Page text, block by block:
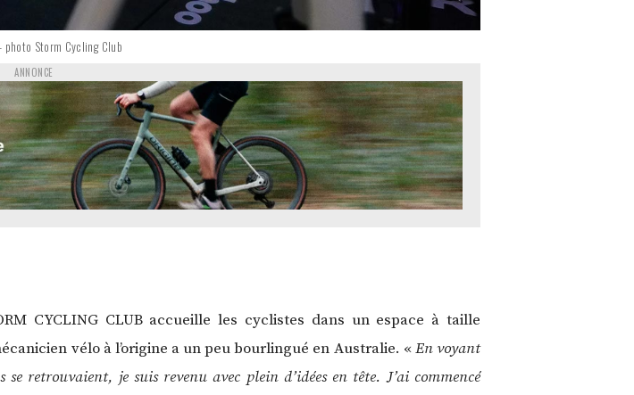
photo Storm Cycling Club
ANNONCE
CYCLING CLUB accueille les cyclistes dans un espace à taille
vélo à l’origine a un peu bourlingué en Australie. «En voyant
retrouvaient, je suis revenu avec plein d’idées en tête. J’ai commencé